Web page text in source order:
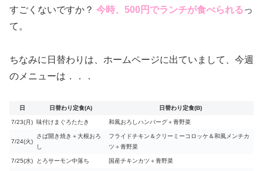
すごくないですか？ 今時、500円でランチが食べられるっ
て。
ちなみに日替わりは、ホームページに出ていまして、今週
のメニューは．．．
日 日替わり定食(A) 日替わり定食(B)
7/23(月) 味付けまぐろたたき 和風おろしハンバーグ＋青野菜
7/24(火)
さば開き焼き＋大根おろ
し
フライドチキン＆クリーミーコロッケ＆和風メンチカ
ツ＋青野菜
7/25(水) とろサーモン中落ち 国産チキンカツ＋青野菜